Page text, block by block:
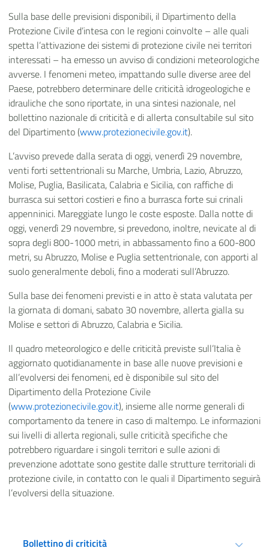
Sulla base delle previsioni disponibili, il Dipartimento della
Protezione Civile d’intesa con le regioni coinvolte – alle quali
spetta l’attivazione dei sistemi di protezione civile nei territori
interessati – ha emesso un avviso di condizioni meteorologiche
avverse. I fenomeni meteo, impattando sulle diverse aree del
Paese, potrebbero determinare delle criticità idrogeologiche e
idrauliche che sono riportate, in una sintesi nazionale, nel
bollettino nazionale di criticità e di allerta consultabile sul sito
del Dipartimento (www.protezionecivile.gov.it).
L’avviso prevede dalla serata di oggi, venerdì 29 novembre,
venti forti settentrionali su Marche, Umbria, Lazio, Abruzzo,
Molise, Puglia, Basilicata, Calabria e Sicilia, con raffiche di
burrasca sui settori costieri e fino a burrasca forte sui crinali
appenninici. Mareggiate lungo le coste esposte. Dalla notte di
oggi, venerdì 29 novembre, si prevedono, inoltre, nevicate al di
sopra degli 800-1000 metri, in abbassamento fino a 600-800
metri, su Abruzzo, Molise e Puglia settentrionale, con apporti al
suolo generalmente deboli, fino a moderati sull’Abruzzo.
Sulla base dei fenomeni previsti e in atto è stata valutata per
la giornata di domani, sabato 30 novembre, allerta gialla su
Molise e settori di Abruzzo, Calabria e Sicilia.
Il quadro meteorologico e delle criticità previste sull’Italia è
aggiornato quotidianamente in base alle nuove previsioni e
all’evolversi dei fenomeni, ed è disponibile sul sito del
Dipartimento della Protezione Civile
(www.protezionecivile.gov.it), insieme alle norme generali di
comportamento da tenere in caso di maltempo. Le informazioni
sui livelli di allerta regionali, sulle criticità specifiche che
potrebbero riguardare i singoli territori e sulle azioni di
prevenzione adottate sono gestite dalle strutture territoriali di
protezione civile, in contatto con le quali il Dipartimento seguirà
l’evolversi della situazione.
Bollettino di criticità